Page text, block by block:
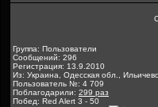
Группа: Пользователи
Сообщений: 296
Регистрация: 13.9.2010
Из: Украина, Одесская обл.,
Пользователь №: 4 709
Поблагодарили: 299 раз
Побед: Red Alert 3 - 50